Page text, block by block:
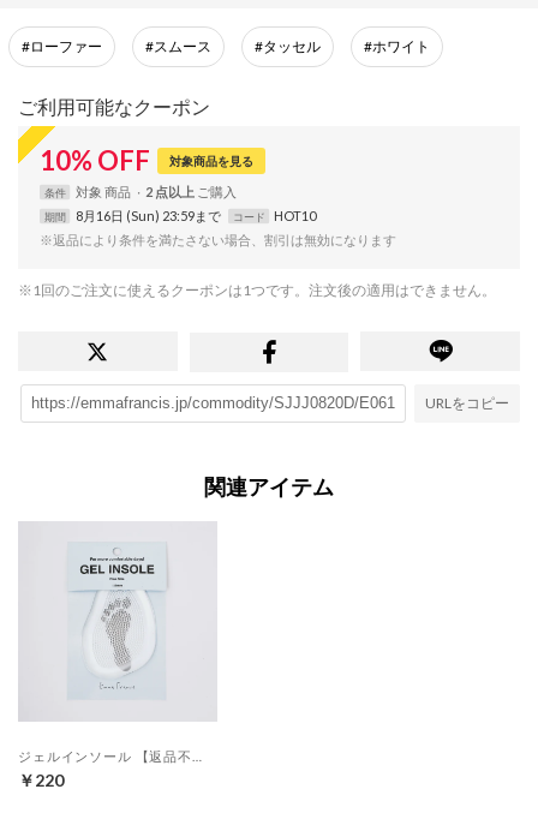
#ローファー #スムース #タッセル #ホワイト
ご利用可能なクーポン
10% OFF 対象商品を見る
条件 対象 商品 2 点以上
期間 8月16日 (Sun) 23:59まで コード
HOT10
※返品により条件を満たさない場合、割引は無効になります
※1回のご注文に使えるクーポンは1つです。注文後の適用はできません。
URLをコピー
関連アイテム
￥220